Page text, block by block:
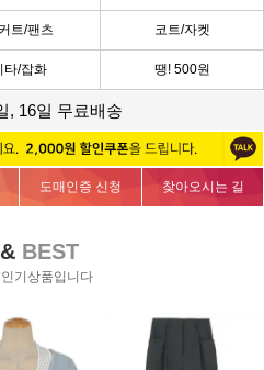
트/팬츠 코트/자켓
타/잡화 땡! 500원
, 16일 무료배송
도매인증 신청 찾아오시는 길
BEST
기상품입니다